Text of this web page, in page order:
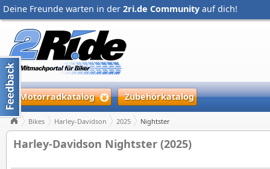
Deine Freunde warten in der 2ri.de Community auf dich!
Motorradkatalog Zubehörkatalog
Bikes Harley-Davidson 2025 Nightster
Harley-Davidson Nightster (2025)